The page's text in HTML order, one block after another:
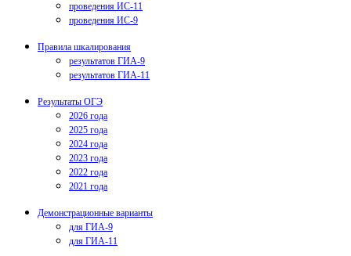
проведения ИС-11
проведения ИС-9
Правила шкалирования
результатов ГИА-9
результатов ГИА-11
Результаты ОГЭ
2026 года
2025 года
2024 года
2023 года
2022 года
2021 года
Демонстрационные варианты
для ГИА-9
для ГИА-11